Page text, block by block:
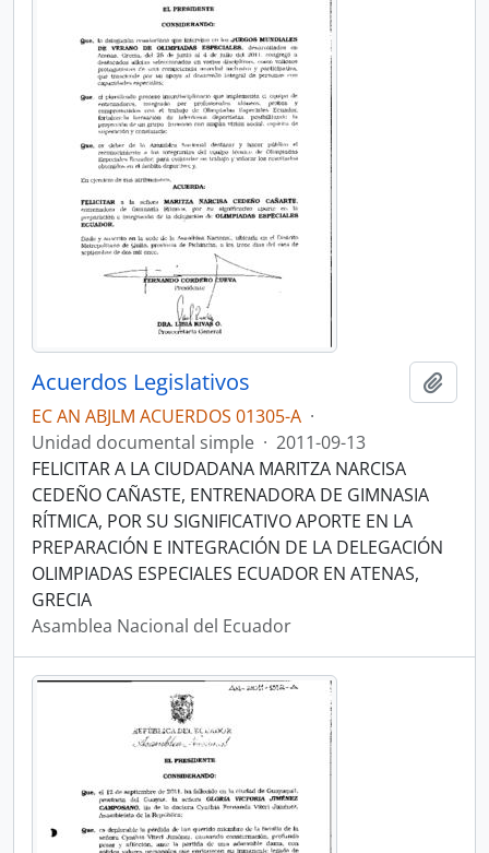
Acuerdos Legislativos
EC AN ABJLM ACUERDOS 01305-A ·
Unidad documental simple · 2011-09-13
FELICITAR A LA CIUDADANA MARITZA NARCISA
CEDEÑO CAÑASTE, ENTRENADORA DE GIMNASIA
RÍTMICA, POR SU SIGNIFICATIVO APORTE EN LA
PREPARACIÓN E INTEGRACIÓN DE LA DELEGACIÓN
OLIMPIADAS ESPECIALES ECUADOR EN ATENAS,
GRECIA
Asamblea Nacional del Ecuador